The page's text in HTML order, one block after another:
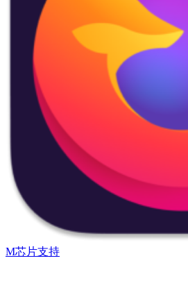
M芯片支持